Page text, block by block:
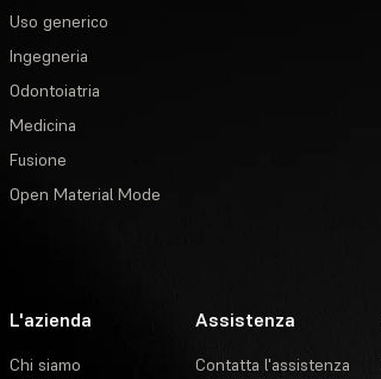
Uso generico
Ingegneria
Odontoiatria
Medicina
Fusione
Open Material Mode
L'azienda
Chi siamo
Assistenza
Contatta l'assistenza